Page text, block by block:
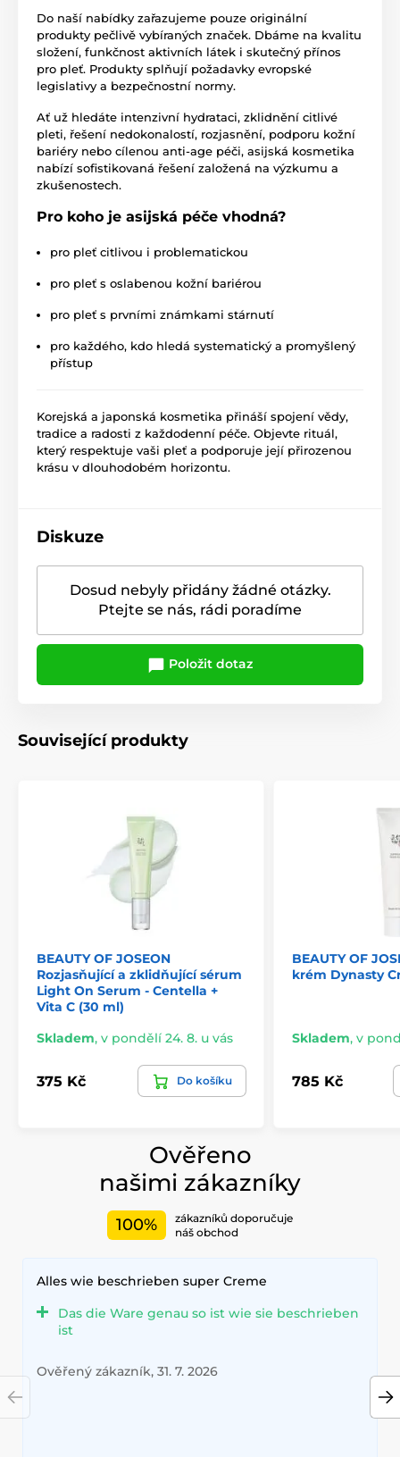
Do naší nabídky zařazujeme pouze originální
produkty pečlivě vybíraných značek. Dbáme na kvalitu
složení, funkčnost aktivních látek i skutečný přínos
pro pleť. Produkty splňují požadavky evropské
legislativy a bezpečnostní normy.
Ať už hledáte intenzivní hydrataci, zklidnění citlivé
pleti, řešení nedokonalostí, rozjasnění, podporu kožní
bariéry nebo cílenou anti-age péči, asijská kosmetika
nabízí sofistikovaná řešení založená na výzkumu a
zkušenostech.
Pro koho je asijská péče vhodná?
pro pleť citlivou i problematickou
pro pleť s oslabenou kožní bariérou
pro pleť s prvními známkami stárnutí
pro každého, kdo hledá systematický a promyšlený
přístup
Korejská a japonská kosmetika přináší spojení vědy,
tradice a radosti z každodenní péče. Objevte rituál,
který respektuje vaši pleť a podporuje její přirozenou
krásu v dlouhodobém horizontu.
Diskuze
Dosud nebyly přidány žádné otázky.
Ptejte se nás, rádi poradíme
Položit dotaz
Související produkty
BEAUTY OF JOSEON
Rozjasňující a zklidňující sérum
Light On Serum - Centella +
Vita C (30 ml)
Skladem, v pondělí 24. 8. u vás
375 Kč Do košíku
BEAUTY OF
krém Dynasty
Skladem, v
785 Kč
Ověřeno
našimi zákazníky
100%
zákazníků doporučuje
náš obchod
Alles wie beschrieben super Creme
Das die Ware genau so ist wie sie beschrieben
ist
Ověřený zákazník, 31. 7. 2026